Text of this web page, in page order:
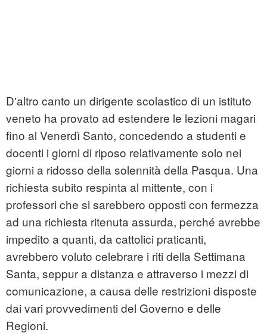
D'altro canto un dirigente scolastico di un istituto
veneto ha provato ad estendere le lezioni magari
fino al Venerdì Santo, concedendo a studenti e
docenti i giorni di riposo relativamente solo nei
giorni a ridosso della solennità della Pasqua. Una
richiesta subito respinta al mittente, con i
professori che si sarebbero opposti con fermezza
ad una richiesta ritenuta assurda, perché avrebbe
impedito a quanti, da cattolici praticanti,
avrebbero voluto celebrare i riti della Settimana
Santa, seppur a distanza e attraverso i mezzi di
comunicazione, a causa delle restrizioni disposte
dai vari provvedimenti del Governo e delle
Regioni.